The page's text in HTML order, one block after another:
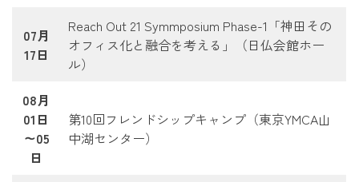
07月
17日
Reach Out 21 Symmposium Phase-1「神田その
オフィス化と融合を考える」（日仏会館ホー
ル）
08月
01日
～05
日
第10回フレンドシップキャンプ（東京YMCA山
中湖センター）